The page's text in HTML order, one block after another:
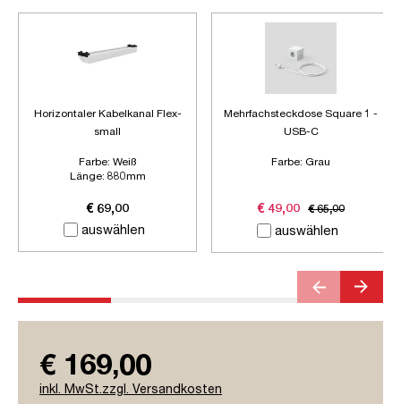
auswählen
Horizontaler Kabelkanal Flex-
small
Farbe: Weiß
Länge: 880mm
€ 69,00
auswählen
Mehrfachsteckdose Square 1 -
USB-C
Farbe: Grau
€ 49,00 € 65,00
€ 169,00
inkl. MwSt.zzgl. Versandkosten